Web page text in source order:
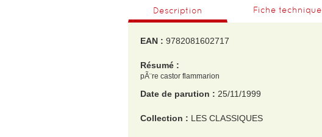
Description Fiche technique
EAN : 9782081602717
Résumé :
pÃ¨re castor flammarion
Date de parution : 25/11/1999
Collection : LES CLASSIQUES